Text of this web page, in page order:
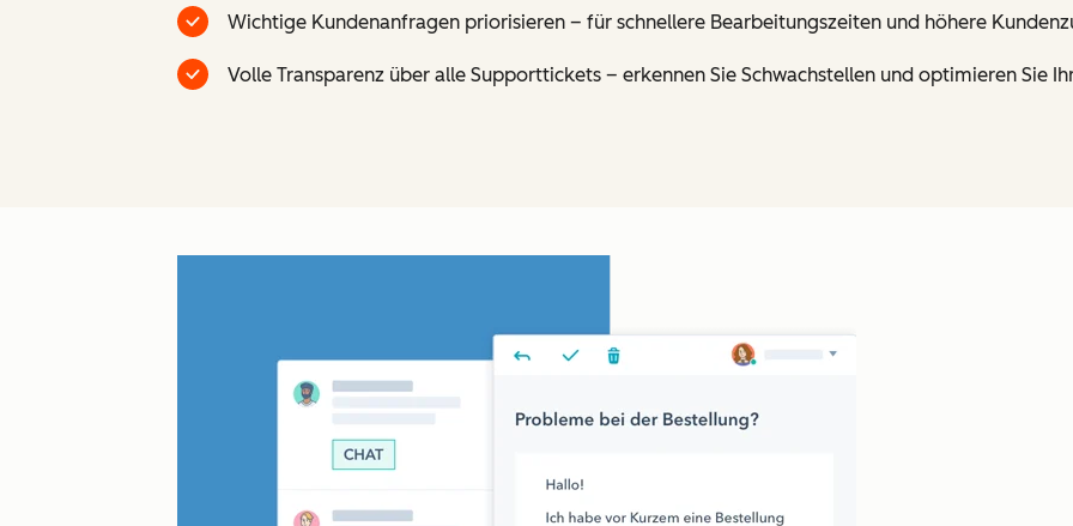
Wichtige Kundenanfragen priorisieren – für schnellere Bearbeitungszeiten und höhere
Volle Transparenz über alle Supporttickets – erkennen Sie Schwachstellen und optimieren Sie